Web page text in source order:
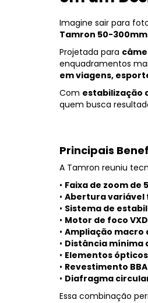
Imagine sair para
Tamron 50-300mm
Projetada para
enquadramentos
em viagens,
Com estabilização
quem busca
Principais
A Tamron reuniu
• Faixa de zoom de
• Abertura variável
• Sistema de
• Motor de foco
• Ampliação macro
• Distância mínima
• Elementos
• Revestimento
• Diafragma
Essa combinação